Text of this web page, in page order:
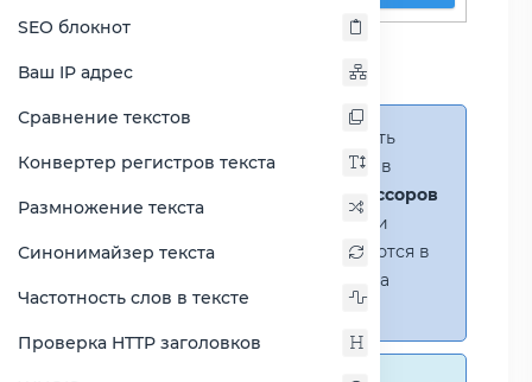
SEO блокнот
Ваш IP адрес
Сравнение текстов
Конвертер регистров текста
Размножение текста
Синонимайзер текста
Частотность слов в тексте
Проверка HTTP заголовков
Сравнение Atom D425
против Atom N270
Можно добавить
несколько процессоров в
(до 14 процессоров
. В случае если
процессоры не помещаются в
таблицу, появится полоса
прокрутки.